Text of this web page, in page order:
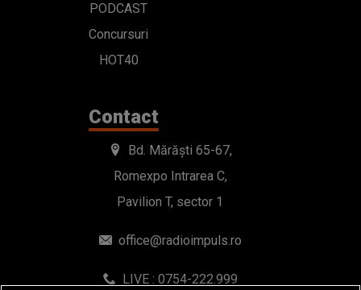
PODCAST
Concursuri
HOT40
Contact
Bd. Mărăști 65-67,
Romexpo Intrarea C,
Pavilion T, sector 1
office@radioimpuls.ro
LIVE : 0754-222.999